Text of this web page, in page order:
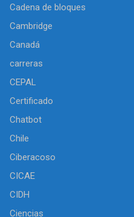
Cadena de bloques
Cambridge
Canadá
carreras
CEPAL
Certificado
Chatbot
Chile
Ciberacoso
CICAE
CIDH
Ciencias